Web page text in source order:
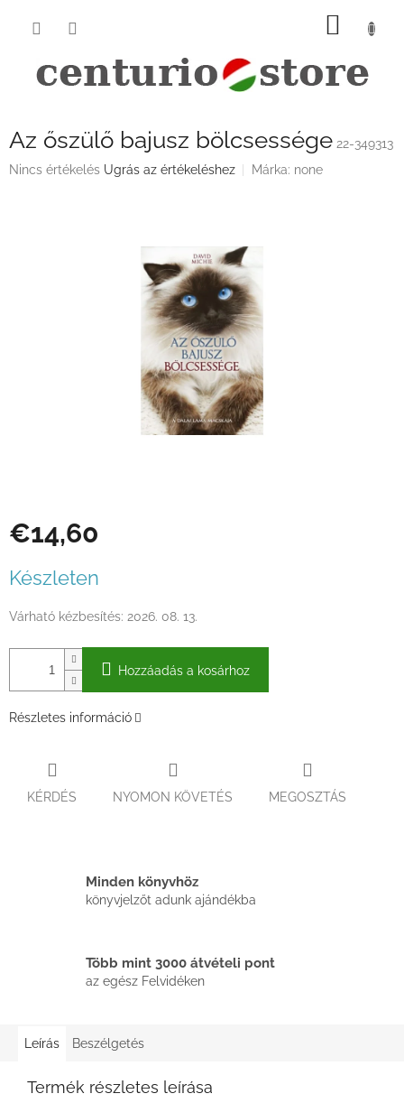
KOSÁR
Az őszülő bajusz bölcsessége 22-349313
A
Nincs értékelés Ugrás az értékeléshez Márka: none
€14,60
Készleten
Várható kézbesítés: 2026. 08. 13.
Hozzáadás a kosárhoz
Részletes információ
KÉRDÉS NYOMON KÖVETÉS MEGOSZTÁS
Minden könyvhöz
könyvjelzőt adunk ajándékba
Több mint 3000 átvételi pont
az egész Felvidéken
Leírás Beszélgetés
Termék részletes leírása